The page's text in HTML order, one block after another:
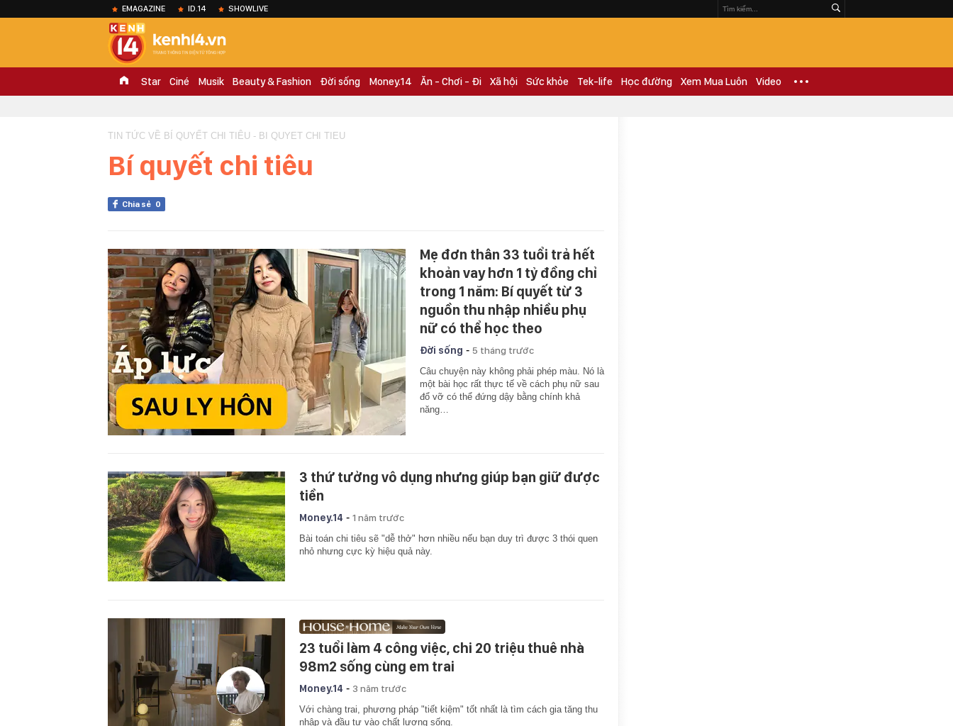
EMAGAZINE ID.14 SHOWLIVE
Star Ciné Musik Beauty & Fashion Đời sống Money.14 Ăn - Chơi - Đi Xã hội Sức khỏe Tek-life Học đường Xem Mua Luôn Video
TIN TỨC VỀ BÍ QUYẾT CHI TIÊU - BI QUYET CHI TIEU
Bí quyết chi tiêu
Chia sẻ 0
Mẹ đơn thân 33 tuổi trả hết
khoản vay hơn 1 tỷ đồng chỉ
trong 1 năm: Bí quyết từ 3
nguồn thu nhập nhiều phụ
nữ có thể học theo
Đời sống - 5 tháng trước
Câu chuyện này không phải phép màu. Nó là
một bài học rất thực tế về cách phụ nữ sau
đổ vỡ có thể đứng dậy bằng chính khả
năng…
3 thứ tưởng vô dụng nhưng giúp bạn giữ được
tiền
Money.14 - 1 năm trước
Bài toán chi tiêu sẽ "dễ thở" hơn nhiều nếu bạn duy trì được 3 thói quen
nhỏ nhưng cực kỳ hiệu quả này.
23 tuổi làm 4 công việc, chi 20 triệu thuê nhà
98m2 sống cùng em trai
Money.14 - 3 năm trước
Với chàng trai, phương pháp "tiết kiệm" tốt nhất là tìm cách gia tăng thu
nhập và đầu tư vào chất lượng sống.